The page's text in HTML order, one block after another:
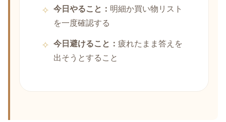
今日やること： 明細か買い物リスト
を一度確認する
今日避けること： 疲れたまま答えを
出そうとすること